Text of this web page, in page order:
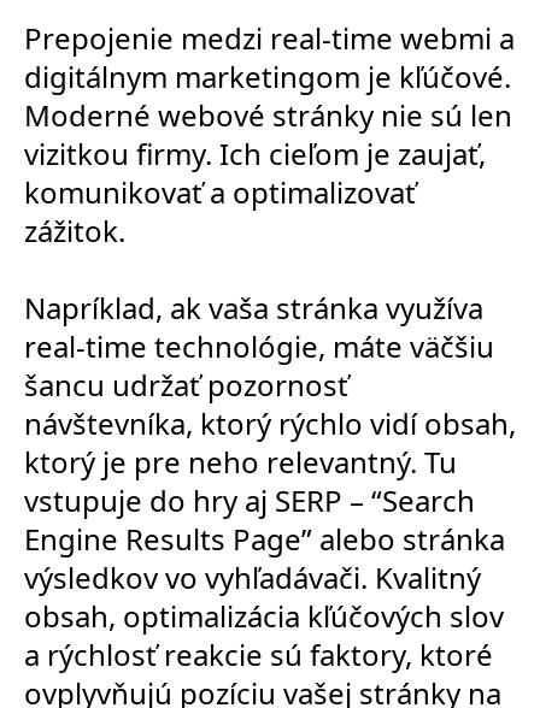
Prepojenie medzi real-time webmi a
digitálnym marketingom je kľúčové.
Moderné webové stránky nie sú len
vizitkou firmy. Ich cieľom je zaujať,
komunikovať a optimalizovať
zážitok.
Napríklad, ak vaša stránka využíva
real-time technológie, máte väčšiu
šancu udržať pozornosť
návštevníka, ktorý rýchlo vidí obsah,
ktorý je pre neho relevantný. Tu
vstupuje do hry aj SERP – “Search
Engine Results Page” alebo stránka
výsledkov vo vyhľadávači. Kvalitný
obsah, optimalizácia kľúčových slov
a rýchlosť reakcie sú faktory, ktoré
ovplyvňujú pozíciu vašej stránky na